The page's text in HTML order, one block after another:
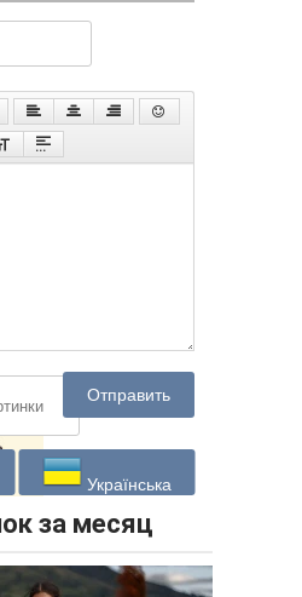
Отправить
Українська
за месяц